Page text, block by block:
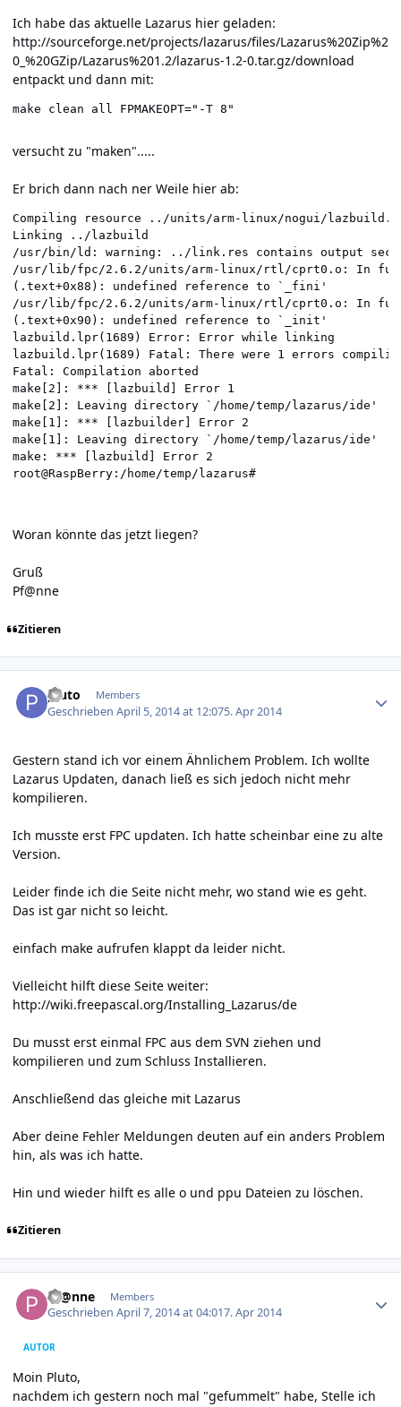
Ich habe das aktuelle Lazarus hier geladen:
http://sourceforge.net/projects/lazarus/files/Lazarus%20Zip%2
0_%20GZip/Lazarus%201.2/lazarus-1.2-0.tar.gz/download
entpackt und dann mit:
make clean all FPMAKEOPT="-T 8"
versucht zu "maken".....
Er brich dann nach ner Weile hier ab:
Compiling resource ../units/arm-linux/nogui/
Linking ../lazbuild
/usr/bin/ld: warning: ../link.res contains output
/usr/lib/fpc/2.6.2/units/arm-linux/rtl/cprt0.o: In
(.text+0x88): undefined reference to `_fini'
/usr/lib/fpc/2.6.2/units/arm-linux/rtl/cprt0.o: In
(.text+0x90): undefined reference to `_init'
lazbuild.lpr(1689) Error: Error while linking
lazbuild.lpr(1689) Fatal: There were 1 errors
Fatal: Compilation aborted
make[2]: *** [lazbuild] Error 1
make[2]: Leaving directory `/home/temp/lazarus/ide'
make[1]: *** [lazbuilder] Error 2
make[1]: Leaving directory `/home/temp/lazarus/ide'
make: *** [lazbuild] Error 2
root@RaspBerry:/home/temp/lazarus#
Woran könnte das jetzt liegen?
Gruß
Pf@nne
Zitieren
pluto Members
GeschriebenApril 5, 2014 at 12:075. Apr 2014
Gestern stand ich vor einem Ähnlichem Problem. Ich wollte
Lazarus Updaten, danach ließ es sich jedoch nicht mehr
kompilieren.
Ich musste erst FPC updaten. Ich hatte scheinbar eine zu alte
Version.
Leider finde ich die Seite nicht mehr, wo stand wie es geht.
Das ist gar nicht so leicht.
einfach make aufrufen klappt da leider nicht.
Vielleicht hilft diese Seite weiter:
http://wiki.freepascal.org/Installing_Lazarus/de
Du musst erst einmal FPC aus dem SVN ziehen und
kompilieren und zum Schluss Installieren.
Anschließend das gleiche mit Lazarus
Aber deine Fehler Meldungen deuten auf ein anders Problem
hin, als was ich hatte.
Hin und wieder hilft es alle o und ppu Dateien zu löschen.
Zitieren
Pf@nne Members
GeschriebenApril 7, 2014 at 04:017. Apr 2014
AUTOR
Moin Pluto,
nachdem ich gestern noch mal "gefummelt" habe, Stelle ich